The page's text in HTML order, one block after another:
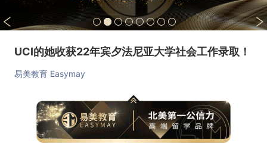
UCI的她收获22年宾夕法尼亚大学社会工作录取！
易美教育 Easymay